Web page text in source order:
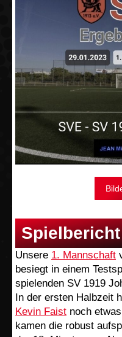
Spielbericht
Unsere 1. Mannschaft
besiegt in einem
spielenden SV 1919
In der ersten Halbzeit
Kevin Faist noch
kamen die robust